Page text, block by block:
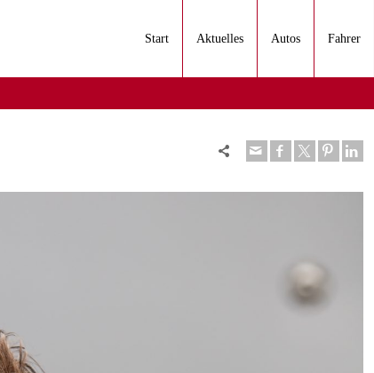
Start Aktuelles Autos Fahrer